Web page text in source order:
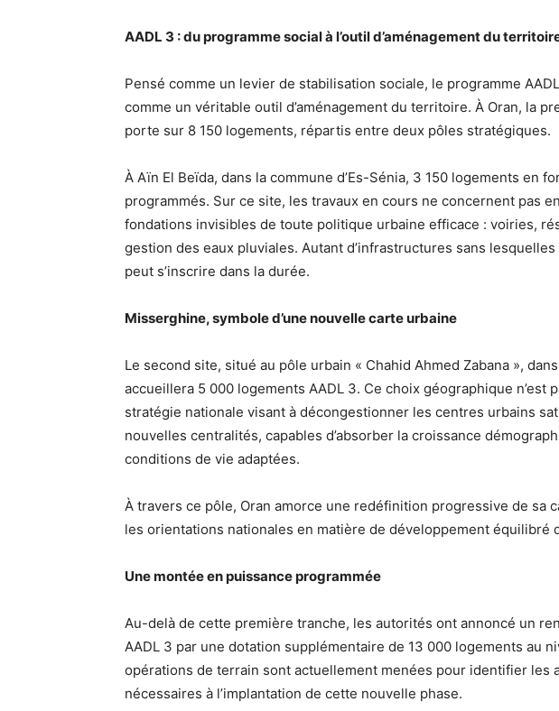
AADL 3 : du programme social à l’outil d’aménagement du
Pensé comme un levier de stabilisation sociale, le programme
comme un véritable outil d’aménagement du territoire. À Oran, la
porte sur 8 150 logements, répartis entre deux pôles stratégiques.
À Aïn El Beïda, dans la commune d’Es-Sénia, 3 150 logements en
programmés. Sur ce site, les travaux en cours ne concernent pas
fondations invisibles de toute politique urbaine efficace : voiries,
gestion des eaux pluviales. Autant d’infrastructures sans
peut s’inscrire dans la durée.
Misserghine, symbole d’une nouvelle carte urbaine
Le second site, situé au pôle urbain « Chahid Ahmed Zabana »,
accueillera 5 000 logements AADL 3. Ce choix géographique n’est
stratégie nationale visant à décongestionner les centres urbains
nouvelles centralités, capables d’absorber la croissance
conditions de vie adaptées.
À travers ce pôle, Oran amorce une redéfinition progressive de sa
les orientations nationales en matière de développement équilibré
Une montée en puissance programmée
Au-delà de cette première tranche, les autorités ont annoncé un
AADL 3 par une dotation supplémentaire de 13 000 logements au
opérations de terrain sont actuellement menées pour identifier les
nécessaires à l’implantation de cette nouvelle phase.